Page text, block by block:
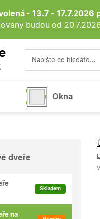
- 13.7 - 17.7.2026
budou od
Okna
dveře
Skladem
na